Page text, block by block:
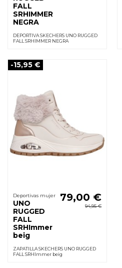
FALL
SRHIMMER
NEGRA
DEPORTIVA SKECHERS UNO RUGGED
FALL SRHIMMER NEGRA
-15,95 €
Deportivas mujer
UNO
RUGGED
FALL
SRHImmer
beig
79,00 €
94,95 €
ZAPATILLA SKECHERS UNO RUGGED
FALL SRHImmer beig